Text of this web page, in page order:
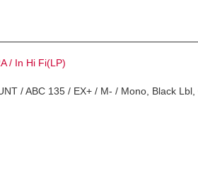
/ In Hi Fi(LP)
/ ABC 135 / EX+ / M- / Mono, Black